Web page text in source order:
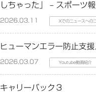
しちゃった」 – スポーツ報
2026.03.11 Xでのニュースへの
ヒューマンエラー防止支
2026.03.07 Youtube動画紹介
キャリーバック３